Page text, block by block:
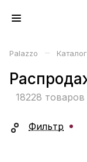
Palazzo – Каталог
18228 товаров
Фильтр